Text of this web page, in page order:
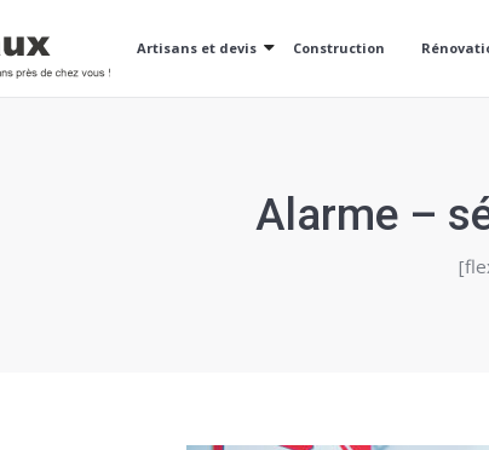
Artisans et devis Construction
Alarme –